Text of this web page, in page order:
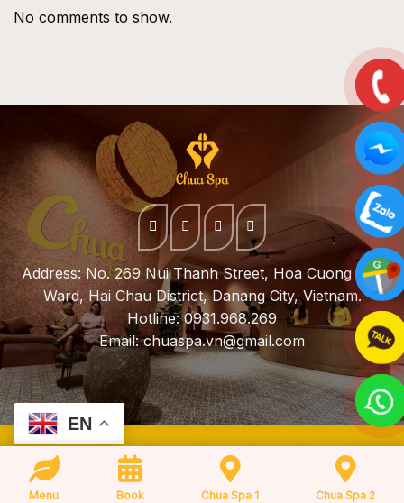
No comments to show.
Address: No. 269 Nui Thanh Street, Hoa Cuong Bac
Ward, Hai Chau District, Danang City, Vietnam.
Hotline: 0931.968.269
Email:chuaspa.vn@gmail.com
Copyright 2026 ©chuaspa.vn
EN
Menu Book Chua Spa 1 Chua Spa 2